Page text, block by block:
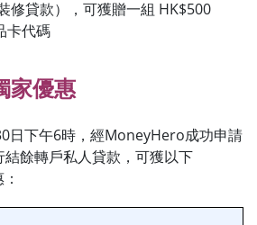
修貸款），可獲贈一組 HK$500
卡代碼
家優惠
日下午6時，經MoneyHero成功申請
結餘轉戶私人貸款，可獲以下